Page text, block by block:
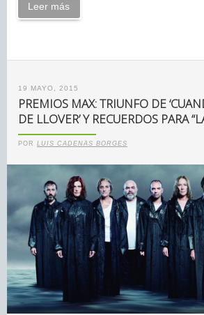
Leer más
19 MAYO, 2015
PREMIOS MAX: TRIUNFO DE
DE LLOVER’ Y RECUERDOS PARA
POR LUIS CADENAS BORGES